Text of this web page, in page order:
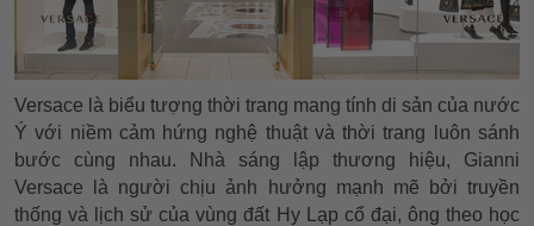
Versace là biểu tượng thời trang mang tính di sản của nước
Ý với niềm cảm hứng nghệ thuật và thời trang luôn sánh
bước cùng nhau. Nhà sáng lập thương hiệu, Gianni
Versace là người chịu ảnh hưởng mạnh mẽ bởi truyền
thống và lịch sử của vùng đất Hy Lạp cổ đại, ông theo học